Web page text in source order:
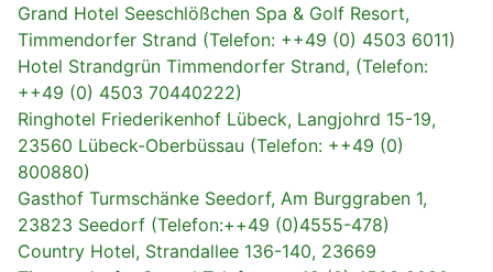
Grand Hotel Seeschlößchen Spa & Golf Resort,
Timmendorfer Strand (Telefon: ++49 (0) 4503 6011)
Hotel Strandgrün Timmendorfer Strand, (Telefon:
++49 (0) 4503 70440222)
Ringhotel Friederikenhof Lübeck, Langjohrd 15-19,
23560 Lübeck-Oberbüssau (Telefon: ++49 (0)
800880)
Gasthof Turmschänke Seedorf, Am Burggraben 1,
23823 Seedorf (Telefon:++49 (0)4555-478)
Country Hotel, Strandallee 136-140, 23669